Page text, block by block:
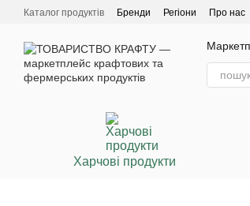
Перейти до основного контенту
Каталог продуктів Бренди Регіони Про нас
Харчові продукти